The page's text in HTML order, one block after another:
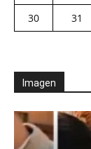
30
31
Imagen